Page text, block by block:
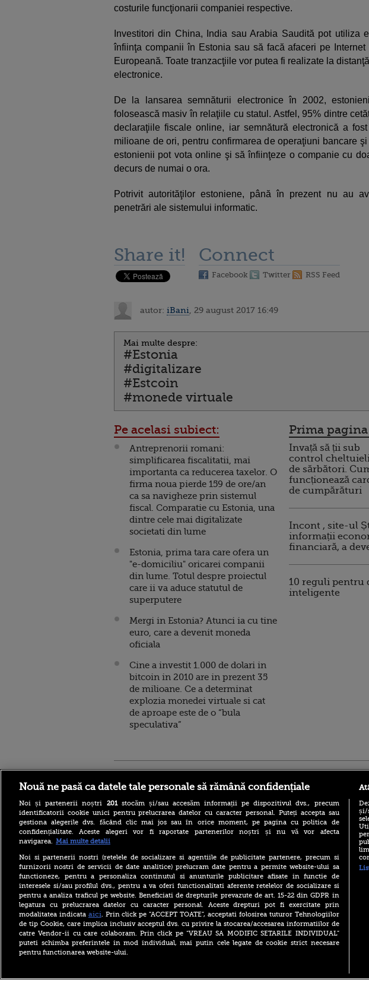
costurile funcţionarii companiei respective.
Investitori din China, India sau Arabia Saudită pot utiliza
înfiinţa companii în Estonia sau să facă afaceri pe
Europeană. Toate tranzacţiile vor putea fi realizate la
electronice.
De la lansarea semnăturii electronice în 2002,
folosească masiv în relaţiile cu statul. Astfel, 95% dintre
declaraţiile fiscale online, iar semnătură electronică a
milioane de ori, pentru confirmarea de operaţiuni bancare şi
estonienii pot vota online şi să înfiinţeze o companie cu
decurs de numai o ora.
Potrivit autorităţilor estoniene, până în prezent nu au
penetrări ale sistemului informatic.
Share it! Connect
Facebook Twitter RSS Feed
autor: iBani , 29 august 2017 16:49
Mai multe despre:
#Estonia
#digitalizare
#Estcoin
#monede virtuale
Pe acelasi subiect:
Antreprenorii romani:
simplificarea fiscalitatii, mai
importanta ca reducerea taxelor. O
firma noua pierde 159 de ore/an
ca sa navigheze prin sistemul
fiscal. Comparatie cu Estonia, una
dintre cele mai digitalizate
societati din lume
Estonia, prima tara care ofera un
"e-domiciliu" oricarei companii
din lume. Totul despre proiectul
care ii va aduce statutul de
superputere
Mergi in Estonia? Atunci ia cu tine
euro, care a devenit moneda
oficiala
Cine a investit 1.000 de dolari in
bitcoin in 2010 are in prezent 35
de milioane. Ce a determinat
explozia monedei virtuale si cat
de aproape este de o “bula
speculativa”
Prima
Invață să ții sub
control
de sărbători.
funcționează
de cumpărături
Incont , site-ul
informații
financiară, a
10 reguli pentru
inteligente
Nivelul scăzut al Dunării a
scos la iveală fundațiile
unui pod roman vechi de
aproape 1.700 de ani. FOTO
Bacteria care „mănâncă”
țesuturile a provocat
moartea a cinci persoane în
acest an, anunță autoritățile
Bolojan, înaintea ratingului
de țară Moody’s: Am fost
cinstiți cu românii, am
(P)
Nouă ne pasă ca datele tale personale să rămână confidențiale
Noi și partenerii noștri 201stocăm și/sau accesăm informații pe dispozitivul dvs., precum
identificatorii cookie unici pentru prelucrarea datelor cu caracter personal. Puteți accepta sau
gestiona alegerile dvs. făcând clic mai jos sau în orice moment, pe pagina cu politica de
confidențialitate. Aceste alegeri vor fi raportate partenerilor noștri și nu vă vor afecta
navigarea. Mai multe detalii
Noi si partenerii nostri (retelele de socializare si agentiile de publicitate partenere, precum si
furnizorii nostri de servicii de date analitice) prelucram date pentru a permite website-ului sa
functioneze, pentru a personaliza continutul si anunturile publicitare afisate in functie de
interesele si/sau profilul dvs., pentru a va oferi functionalitati aferente retelelor de socializare si
pentru a analiza traficul pe website. Beneficiati de drepturile prevazute de art. 15-22 din GDPR in
legatura cu prelucrarea datelor cu caracter personal. Aceste drepturi pot fi exercitate prin
modalitatea indicata aici. Prin click pe “ACCEPT TOATE”, acceptati folosirea tuturor Tehnologiilor
de tip Cookie, care implica inclusiv acceptul dvs. cu privire la stocarea/accesarea informatiilor de
catre Vendor-ii cu care colaboram. Prin click pe “VREAU SA MODIFIC SETARILE INDIVIDUAL”
puteti schimba preferintele in mod individual, mai putin cele legate de cookie strict necesare
pentru functionarea website-ului.
și/